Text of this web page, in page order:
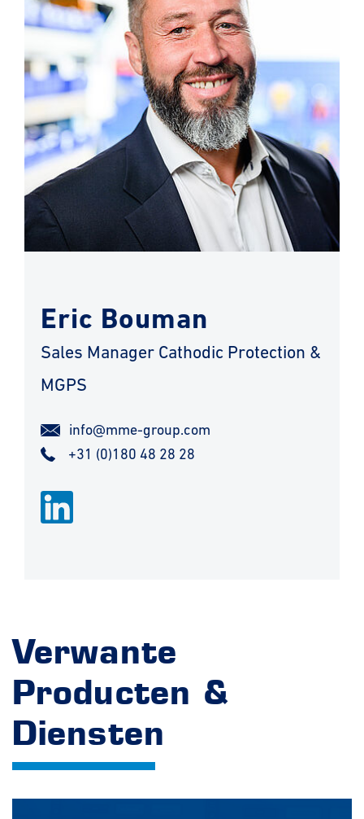
Eric Bouman
Sales Manager Cathodic Protection &
MGPS
info@mme-group.com
+31 (0)180 48 28 28
Verwante
Producten &
Diensten